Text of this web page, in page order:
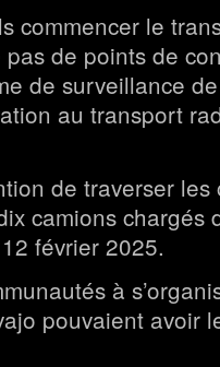
commencer le
pas de points de
de surveillance
au transport
de traverser
camions chargés
février 2025.
à
pouvaient avoir